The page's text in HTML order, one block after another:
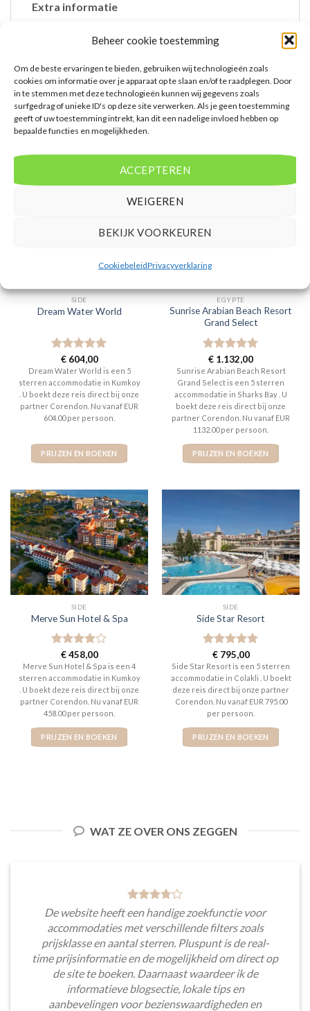
Beheer cookie toestemming
Om de beste ervaringen te bieden, gebruiken wij technologieën zoals
cookies om informatie over je apparaat op te slaan en/of te raadplegen. Door
in te stemmen met deze technologieën kunnen wij gegevens zoals
surfgedrag of unieke ID's op deze site verwerken. Als je geen toestemming
geeft of uw toestemming intrekt, kan dit een nadelige invloed hebben op
bepaalde functies en mogelijkheden.
ACCEPTEREN
WEIGEREN
BEKIJK VOORKEUREN
CookiebeleidPrivacyverklaring
Extra informatie
Vertrek vanaf AMS
GERELATEERDE PRODUCTEN
SIDE
Dream Water World
Gewaardeerd
5uit 5
€604,00
Dream Water World is een 5
sterren accommodatie in Kumkoy
. U boekt deze reis direct bij onze
partner Corendon. Nu vanaf EUR
604.00 per persoon.
PRIJZEN EN BOEKEN
EGYPTE
Sunrise Arabian Beach Resort
Grand Select
Gewaardeerd
5uit 5
€ 1.132,00
Sunrise Arabian Beach Resort
Grand Select is een 5 sterren
accommodatie in Sharks Bay . U
boekt deze reis direct bij onze
partner Corendon. Nu vanaf EUR
1132.00 per persoon.
PRIJZEN EN BOEKEN
SIDE
Merve Sun Hotel & Spa
Gewaardeerd
4uit 5
€458,00
Merve Sun Hotel & Spa is een 4
sterren accommodatie in Kumkoy
. U boekt deze reis direct bij onze
partner Corendon. Nu vanaf EUR
458.00 per persoon.
PRIJZEN EN BOEKEN
SIDE
Side Star Resort
Gewaardeerd
5uit 5
€795,00
Side Star Resort is een 5 sterren
accommodatie in Colakli . U boekt
deze reis direct bij onze partner
Corendon. Nu vanaf EUR 795.00
per persoon.
PRIJZEN EN BOEKEN
WAT ZE OVER ONS ZEGGEN
De website heeft een handige zoekfunctie voor
accommodaties met verschillende filters zoals
prijsklasse en aantal sterren. Pluspunt is de real-
time prijsinformatie en de mogelijkheid om direct op
de site te boeken. Daarnaast waardeer ik de
informatieve blogsectie, lokale tips en
aanbevelingen voor bezienswaardigheden en